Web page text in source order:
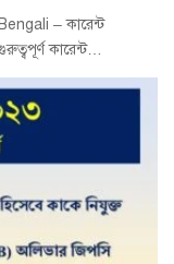
– কারেন্ট
কারেন্ট…